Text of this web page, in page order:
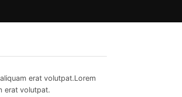
erat volutpat.Lorem
erat volutpat.